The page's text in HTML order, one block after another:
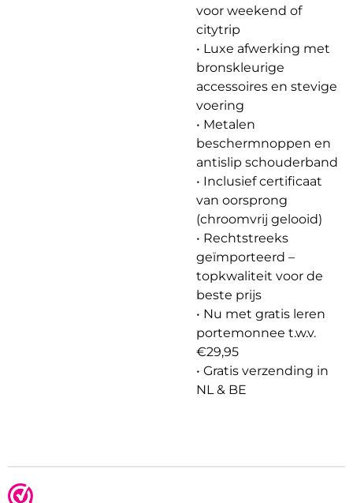
voor weekend of
citytrip
• Luxe afwerking met
bronskleurige
accessoires en stevige
voering
• Metalen
beschermnoppen en
antislip schouderband
• Inclusief certificaat
van oorsprong
(chroomvrij gelooid)
• Rechtstreeks
geïmporteerd –
topkwaliteit voor de
beste prijs
• Nu met gratis leren
portemonnee t.w.v.
€29,95
• Gratis verzending in
NL & BE